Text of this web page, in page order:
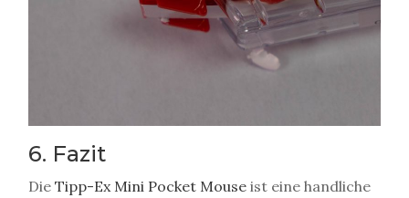
6. Fazit
Die Tipp-Ex Mini Pocket Mouse ist eine handliche